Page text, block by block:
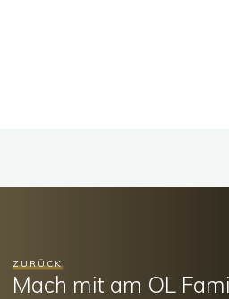
ZURÜCK
Mach mit am OL